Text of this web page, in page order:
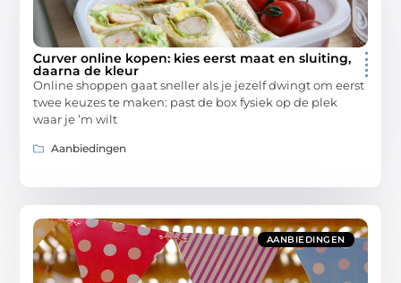
Curver online kopen: kies eerst maat en sluiting,
daarna de kleur
Online shoppen gaat sneller als je jezelf dwingt om eerst
twee keuzes te maken: past de box fysiek op de plek
waar je ’m wilt
Aanbiedingen
AANBIEDINGEN